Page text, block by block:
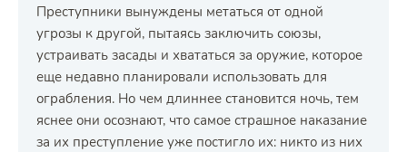
Преступники вынуждены метаться от одной
угрозы к другой, пытаясь заключить союзы,
устраивать засады и хвататься за оружие, которое
еще недавно планировали использовать для
ограбления. Но чем длиннее становится ночь, тем
яснее они осознают, что самое страшное наказание
за их преступление уже постигло их: никто из них